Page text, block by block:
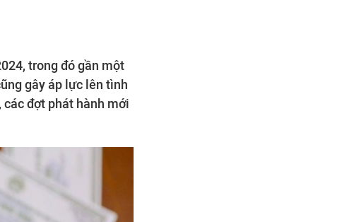
trong đó gần một
gây áp lực lên tình
đợt phát hành mới